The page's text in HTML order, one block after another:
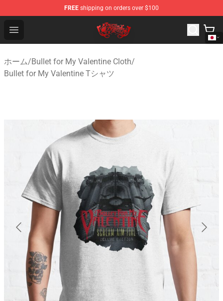
FREE shipping on orders over $100
Open menu
Bullet for My Valentine Store - Official Bullet for My
ホーム/Bullet for My Valentine Cloth/
Bullet for My Valentine Tシャツ